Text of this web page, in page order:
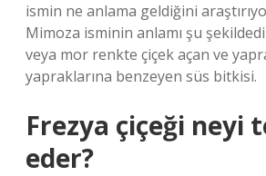
ismin ne anlama geldiğini
Mimoza isminin anlamı şu
veya mor renkte çiçek açan ve
yapraklarına benzeyen süs bitkisi.
Frezya çiçeği neyi
eder?